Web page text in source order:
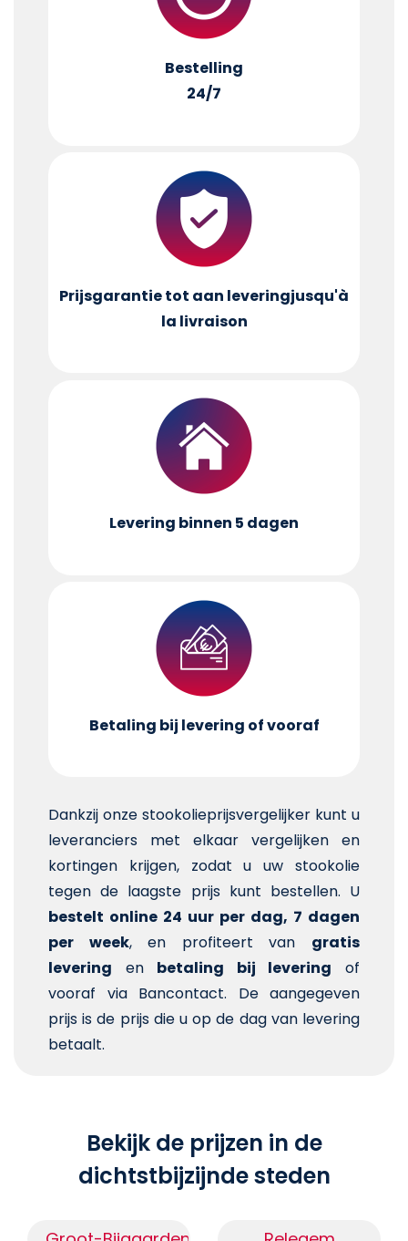
Bestelling
24/7
Prijsgarantie tot aan leveringjusqu'à
la livraison
Levering binnen 5 dagen
Betaling bij levering of vooraf
Dankzij onze stookolieprijsvergelijker kunt u
leveranciers met elkaar vergelijken en
kortingen krijgen, zodat u uw stookolie
tegen de laagste prijs kunt bestellen. U
bestelt online 24 uur per dag, 7 dagen
per week, en profiteert van gratis
levering en betaling bij levering of
vooraf via Bancontact. De aangegeven
prijs is de prijs die u op de dag van levering
betaalt.
Bekijk de prijzen in de
dichtstbijzijnde steden